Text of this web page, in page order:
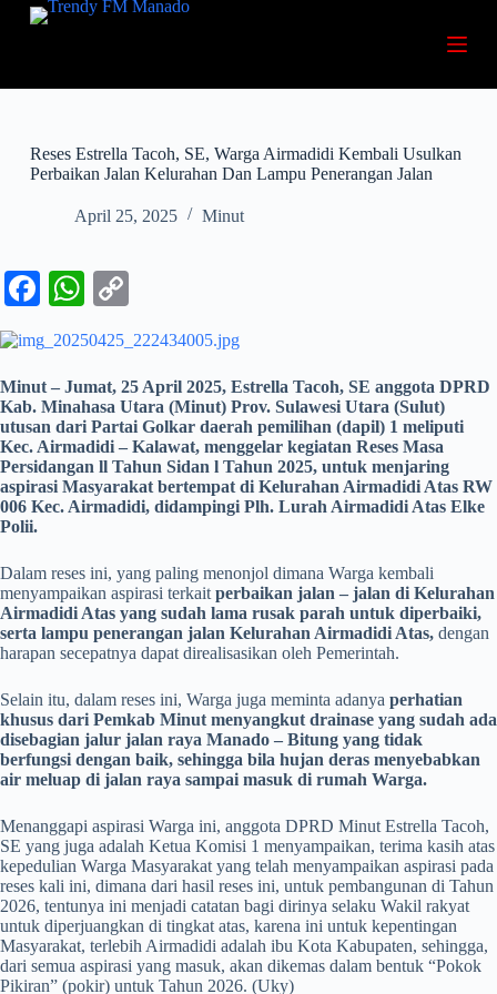
S
o
n
Reses Estrella Tacoh, SE, Warga Airmadidi Kembali Usulkan
Perbaikan Jalan Kelurahan Dan Lampu Penerangan Jalan
April 25, 2025 Minut
Fa
ce
bo
ok
W
ha
ts
A
pp
op
y
Li
nk
Minut – Jumat, 25 April 2025, Estrella Tacoh, SE anggota DPRD
Kab. Minahasa Utara (Minut) Prov. Sulawesi Utara (Sulut)
utusan dari Partai Golkar daerah pemilihan (dapil) 1 meliputi
Kec. Airmadidi – Kalawat, menggelar kegiatan Reses Masa
Persidangan ll Tahun Sidan l Tahun 2025, untuk menjaring
aspirasi Masyarakat bertempat di Kelurahan Airmadidi Atas RW
006 Kec. Airmadidi, didampingi Plh. Lurah Airmadidi Atas Elke
Polii.
Dalam reses ini, yang paling menonjol dimana Warga kembali
menyampaikan aspirasi terkait perbaikan jalan – jalan di Kelurahan
Airmadidi Atas yang sudah lama rusak parah untuk diperbaiki,
serta lampu penerangan jalan Kelurahan Airmadidi Atas, dengan
harapan secepatnya dapat direalisasikan oleh Pemerintah.
Selain itu, dalam reses ini, Warga juga meminta adanya perhatian
khusus dari Pemkab Minut menyangkut drainase yang sudah ada
disebagian jalur jalan raya Manado – Bitung yang tidak
berfungsi dengan baik, sehingga bila hujan deras menyebabkan
air meluap di jalan raya sampai masuk di rumah Warga.
Menanggapi aspirasi Warga ini, anggota DPRD Minut Estrella Tacoh,
SE yang juga adalah Ketua Komisi 1 menyampaikan, terima kasih atas
kepedulian Warga Masyarakat yang telah menyampaikan aspirasi pada
reses kali ini, dimana dari hasil reses ini, untuk pembangunan di Tahun
2026, tentunya ini menjadi catatan bagi dirinya selaku Wakil rakyat
untuk diperjuangkan di tingkat atas, karena ini untuk kepentingan
Masyarakat, terlebih Airmadidi adalah ibu Kota Kabupaten, sehingga,
dari semua aspirasi yang masuk, akan dikemas dalam bentuk “Pokok
Pikiran” (pokir) untuk Tahun 2026. (Uky)